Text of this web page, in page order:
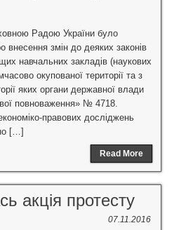
Радою України було
внесення змін до деяких законів
навчальних закладів (наукових
окупованої території та з
яких органи державної влади
повноваження» № 4718.
правових досліджень
[…]
Read More
акція протесту
07.11.2016